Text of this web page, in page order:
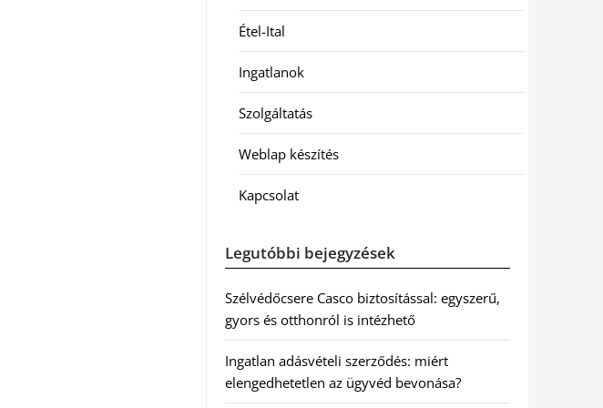
Étel-Ital
Ingatlanok
Szolgáltatás
Weblap készítés
Kapcsolat
Legutóbbi bejegyzések
Szélvédőcsere Casco biztosítással: egyszerű,
gyors és otthonról is intézhető
Ingatlan adásvételi szerződés: miért
elengedhetetlen az ügyvéd bevonása?